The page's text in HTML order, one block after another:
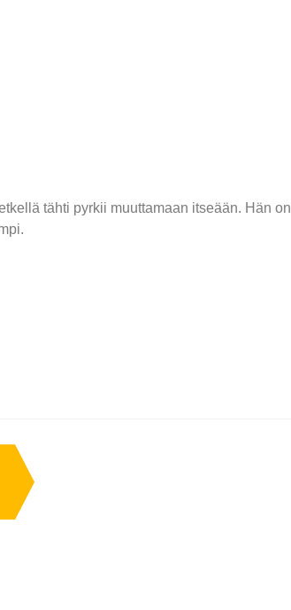
tähti pyrkii muuttamaan itseään. Hän on